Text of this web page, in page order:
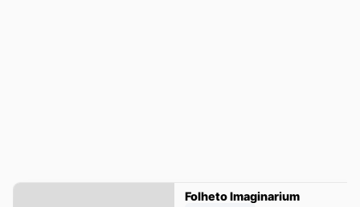
Folheto Imaginarium